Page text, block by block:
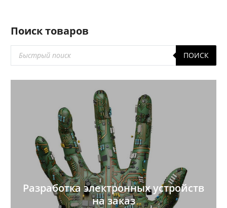
Поиск товаров
Поиск
товаров
ПОИСК
Разработка электронных устройств
на заказ